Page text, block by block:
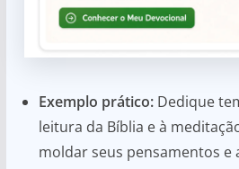
Exemplo prático:Dedique
leitura da Bíblia e à
moldar seus pensamentos e